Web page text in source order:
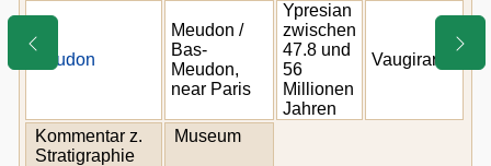
Meudon
Meudon /
Bas-
Meudon,
near Paris
Ypresian
zwischen
47.8 und
56
Millionen
Jahren
Vaugirard
Kommentar z.
Stratigraphie
Museum